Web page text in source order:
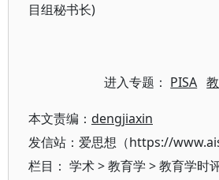
目组秘书长)
进入专题： PISA
本文责编： dengjiaxin
发信站：爱思想（https://
栏目： 学术>教育学 >教育学时